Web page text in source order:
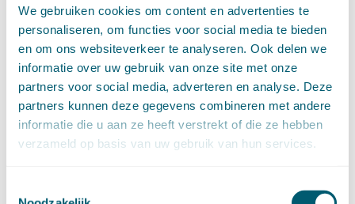
We gebruiken cookies om content en advertenties te
personaliseren, om functies voor social media te bieden
en om ons websiteverkeer te analyseren. Ook delen we
informatie over uw gebruik van onze site met onze
partners voor social media, adverteren en analyse. Deze
partners kunnen deze gegevens combineren met andere
informatie die u aan ze heeft verstrekt of die ze hebben
verzameld op basis van uw gebruik van hun services.
voor collectieve acties
Bevoegdheid, ontvankelijkheid en terugwijzing in
collectieve actie over rentebenchmarks
Stelplicht- en bewijslastverdeling: waar is het
goud?
Cassatievlog #171 | Uitzondering op het
terugverwijsverbod bij de WAMCA?
Cassatieblog #170 | Gokkers krijgen geen geld
terug
Cassatievlog #169 | Gezag van gewijsde in
aanbieder zijn niet nietig